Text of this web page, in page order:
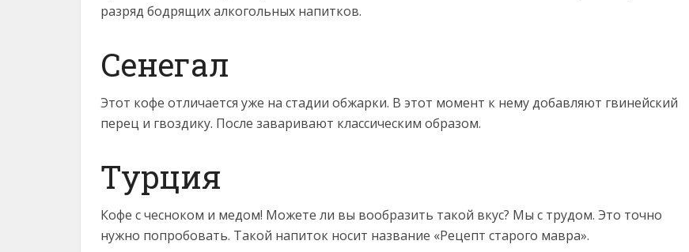
разряд бодрящих алкогольных напитков.
Сенегал
Этот кофе отличается уже на стадии обжарки. В этот момент к нему добавляют гвинейский
перец и гвоздику. После заваривают классическим образом.
Турция
Кофе с чесноком и медом! Можете ли вы вообразить такой вкус? Мы с трудом. Это точно
нужно попробовать. Такой напиток носит название «Рецепт старого мавра».